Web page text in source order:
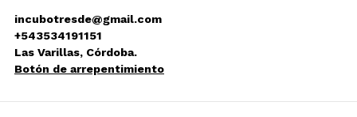
incubotresde@gmail.com
+543534191151
Las Varillas, Córdoba.
Botón de arrepentimiento